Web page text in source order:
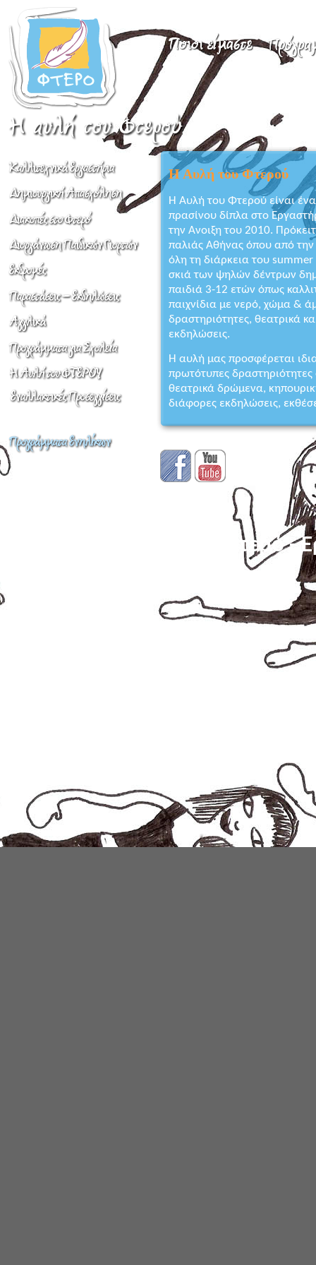
Η Αυλή του Φτερού
Η Αυλή του Φτερού είναι
πρασίνου δίπλα στο
την Ανοιξη του 2010.
παλιάς Αθήνας όπου από την
όλη τη διάρκεια του
σκιά των ψηλών δέντρων
παιδιά 3-12 ετών όπως
παιχνίδια με νερό, χώμα &
δραστηριότητες, θεατρικά
εκδηλώσεις.
Η αυλή μας προσφέρεται
πρωτότυπες
θεατρικά δρώμενα,
διάφορες εκδηλώσεις,
Copyright © 2026 - Φτερό -